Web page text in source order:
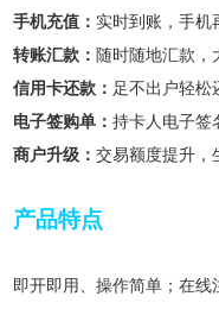
手机充值： 实时到账，手机
转账汇款： 随时随地汇款，
信用卡还款： 足不出户轻松
电子签购单：持卡人电子签
商户升级：交易额度提升，
产品特点
即开即用、操作简单；在线